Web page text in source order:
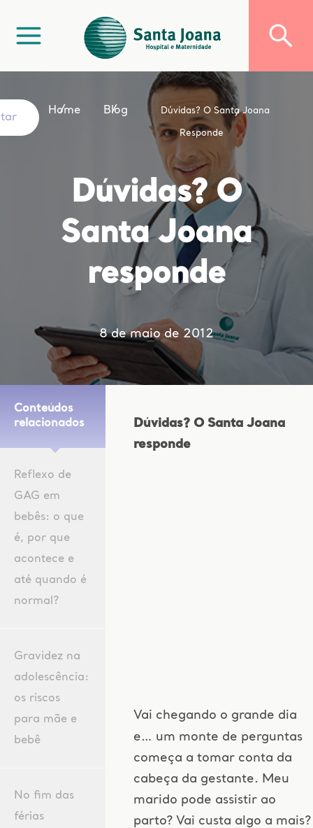
Home Blog Dúvidas? O Santa Joana
Responde
Dúvidas? O
Santa Joana
responde
8 de maio de 2012
Conteúdos
relacionados
Reflexo de
GAG em
bebês: o que
é, por que
acontece e
até quando é
normal?
Gravidez na
adolescência:
os riscos
para mãe e
bebê
No fim das
férias
Dúvidas? O Santa Joana
responde
Vai chegando o grande dia
e… um monte de perguntas
começa a tomar conta da
cabeça da gestante. Meu
marido pode assistir ao
parto? Vai custa algo a mais?